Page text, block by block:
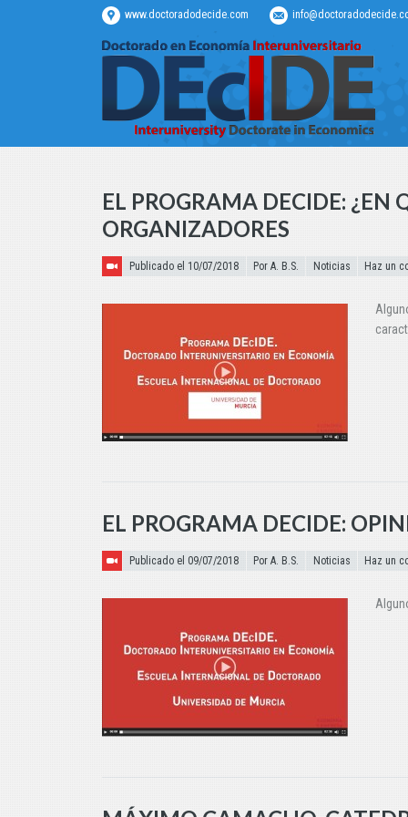
www.doctoradodecide.com
EL PROGRAMA DECIDE: ¿EN
ORGANIZADORES
Publicado el
Publicado el 10/07/2018 Por A. B.S. Noticias Haz un
EL PROGRAMA DECIDE:
Publicado el
Publicado el 09/07/2018 Por A. B.S. Noticias Haz un